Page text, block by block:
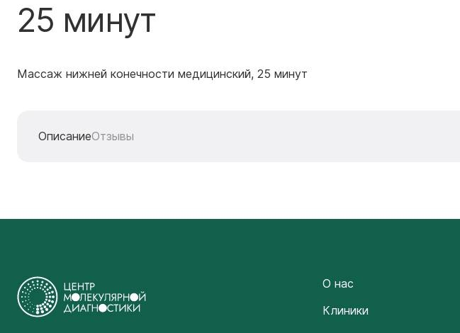
25 минут
Массаж нижней конечности медицинский, 25 минут
ОписаниеОтзывы
О нас
Клиники